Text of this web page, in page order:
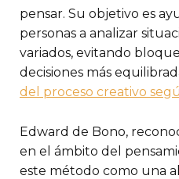
pensar. Su objetivo es
personas a analizar
variados, evitando
decisiones más
del proceso creativo
Edward de Bono,
en el ámbito del
este método como una